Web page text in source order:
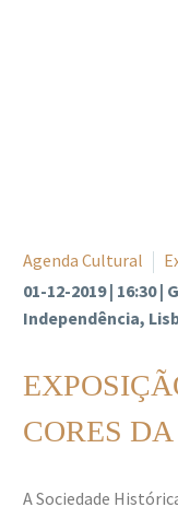
Agenda Cultural
01-12-2019 | 16:30
Independência,
CORES
A Sociedade